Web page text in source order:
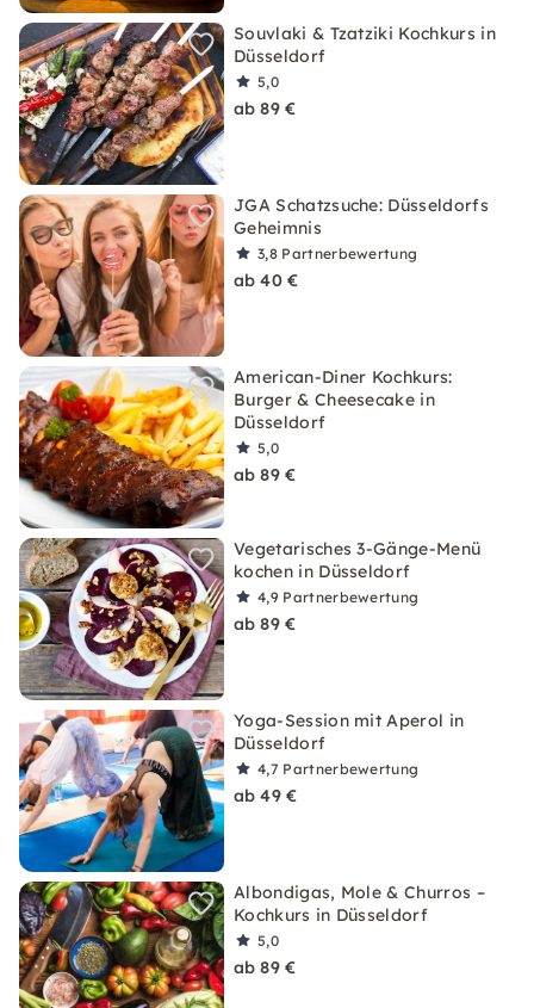
Souvlaki & Tzatziki Kochkurs in
Düsseldorf
5,0
ab 89 €
JGA Schatzsuche: Düsseldorfs
Geheimnis
3,8 Partnerbewertung
ab 40 €
American-Diner Kochkurs:
Burger & Cheesecake in
Düsseldorf
5,0
ab 89 €
Vegetarisches 3-Gänge-Menü
kochen in Düsseldorf
4,9 Partnerbewertung
ab 89 €
Yoga-Session mit Aperol in
Düsseldorf
4,7 Partnerbewertung
ab 49 €
Albondigas, Mole & Churros –
Kochkurs in Düsseldorf
5,0
ab 89 €